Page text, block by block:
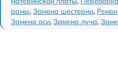
рамы, Замена шестерни,
Замена оси, Замена луча,